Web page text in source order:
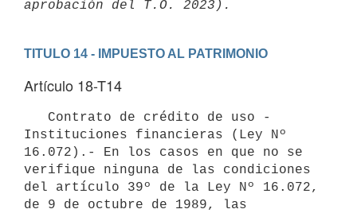
TITULO 14 - IMPUESTO AL PATRIMONIO
Artículo 18-T14
Instituciones financieras (Ley Nº
16.072).- En los casos en que no se
verifique ninguna de las condiciones
del artículo 39º de la Ley Nº 16.072,
de 9 de octubre de 1989, las